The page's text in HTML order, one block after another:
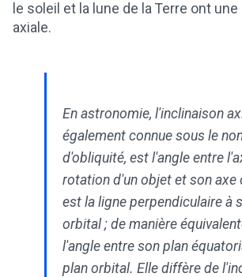
le soleil et la lune de la Terre ont
axiale.
En astronomie, l'inclinaison
également connue sous le
d'obliquité, est l'angle entre
rotation d'un objet et son axe
est la ligne perpendiculaire à
orbital ; de manière
l'angle entre son plan
plan orbital. Elle diffère de